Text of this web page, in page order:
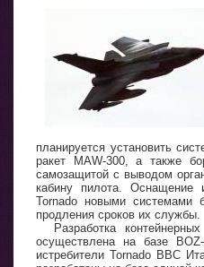
планируется установить
ракет MAW-300, а также
самозащитой с выводом
кабину пилота. Оснащение
Tornado новыми системами
продления сроков их службы.
Разработка
осуществлена на базе
истребители Tornado ВВС